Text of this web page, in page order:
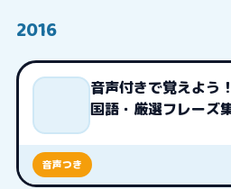
2016
音声付きで覚えよう
国語・厳選フレーズ
音声つき